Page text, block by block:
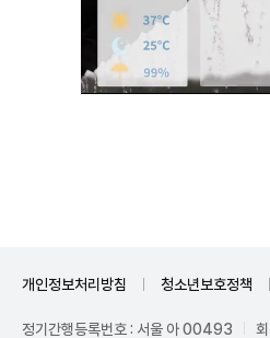
개인정보처리방침 청소년보호정책
정기간행등록번호 : 서울 아 00493